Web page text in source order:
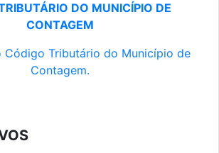
DO MUNICÍPIO DE
CONTAGEM
Código Tributário do Município de
Contagem.